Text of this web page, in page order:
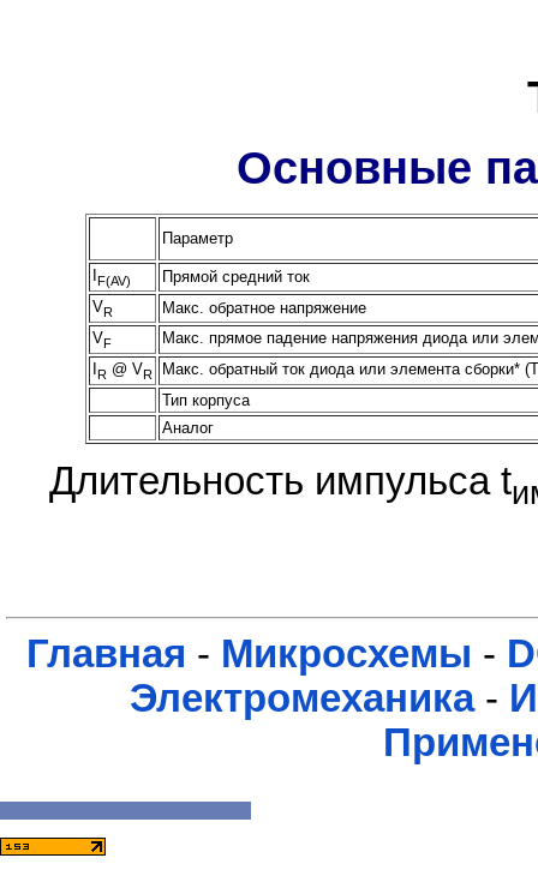
Основные
Параметр
IF(AV)
Прямой средний ток
VR
Макс. обратное напряжение
VF
Макс. прямое падение напряжения диода или
IR@ VR
Макс. обратный ток диода или элемента сборки* (T
Тип корпуса
Аналог
Длительность импульса t
Главная - Микросхемы -
Электромеханика-